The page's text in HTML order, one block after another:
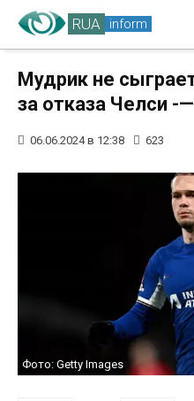
RUA inform
Мудрик не
за отказа Челси
06.06.2024 в 12:38 623
Фото: Getty Images